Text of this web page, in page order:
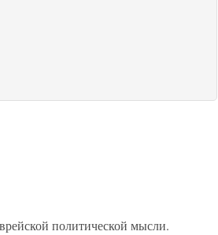
политической мысли.